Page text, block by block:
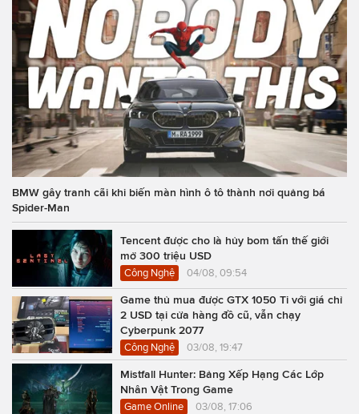
BMW gây tranh cãi khi biến màn hình ô tô thành nơi quảng bá
Spider-Man
Tencent được cho là hủy bom tấn thế giới
mở 300 triệu USD
Công Nghệ 04/08, 09:54
Game thủ mua được GTX 1050 Ti với giá chỉ
2 USD tại cửa hàng đồ cũ, vẫn chạy
Cyberpunk 2077
Công Nghệ 03/08, 19:47
Mistfall Hunter: Bảng Xếp Hạng Các Lớp
Nhân Vật Trong Game
Game Online 03/08, 17:06